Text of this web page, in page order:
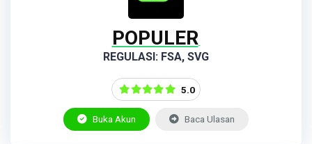
POPULER
REGULASI: FSA, SVG
5.0
Buka Akun Baca Ulasan